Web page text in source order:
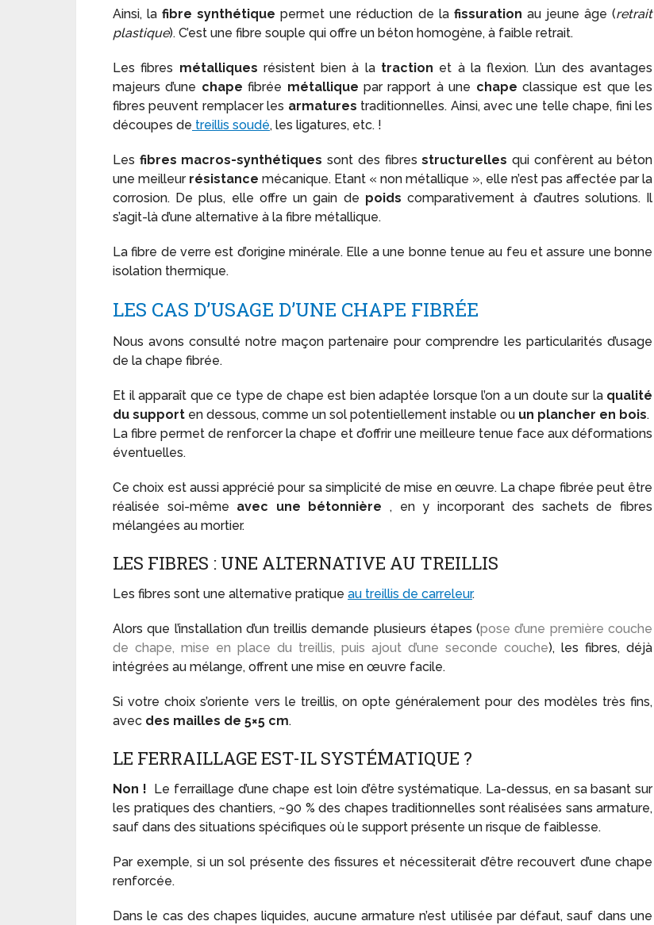
Ainsi, lafibre synthétique permet une réduction de la fissuration au jeune âge (retrait
plastique). C’est une fibre souple qui offre un béton homogène, à faible retrait.
Les fibres métalliques résistent bien à la traction et à la flexion. L’un des avantages
majeurs d’une chape fibrée métallique par rapport à une chape classique est que les
fibres peuvent remplacer les armatures traditionnelles. Ainsi, avec une telle chape, fini les
découpes de treillis soudé, les ligatures, etc. !
Les fibres macros-synthétiques sont des fibresstructurelles qui confèrent au béton
une meilleur résistance mécanique. Etant « non métallique », elle n’est pas affectée par la
corrosion. De plus, elle offre un gain de poids comparativement à d’autres solutions. Il
s’agit-là d’une alternative à la fibre métallique.
La fibre de verre est d’origine minérale. Elle a une bonne tenue au feu et assure une bonne
isolation thermique.
LES CAS D’USAGE D’UNE CHAPE FIBRÉE
Nous avons consulté notre maçon partenaire pour comprendre les particularités d’usage
de la chape fibrée.
Et il apparaît que ce type de chape est bien adaptée lorsque l’on a un doute sur la qualité
du support en dessous, comme un sol potentiellement instable ou un plancher en bois.
La fibre permet de renforcer la chape et d’offrir une meilleure tenue face aux déformations
éventuelles.
Ce choix est aussi apprécié pour sa simplicité de mise en œuvre. La chape fibrée peut être
réalisée soi-même avec une bétonnière , en y incorporant des sachets de fibres
mélangées au mortier.
LES FIBRES : UNE ALTERNATIVE AU TREILLIS
Les fibres sont une alternative pratique au treillis de carreleur.
Alors que l’installation d’un treillis demande plusieurs étapes (pose d’une première couche
de chape, mise en place du treillis, puis ajout d’une seconde couche), les fibres, déjà
intégrées au mélange, offrent une mise en œuvre facile.
Si votre choix s’oriente vers le treillis, on opte généralement pour des modèles très fins,
avec des mailles de 5×5 cm.
LE FERRAILLAGE EST-IL SYSTÉMATIQUE ?
Non ! Le ferraillage d’une chape est loin d’être systématique. La-dessus, en sa basant sur
les pratiques des chantiers, ~90 % des chapes traditionnelles sont réalisées sans armature,
sauf dans des situations spécifiques où le support présente un risque de faiblesse.
Par exemple, si un sol présente des fissures et nécessiterait d’être recouvert d’une chape
renforcée.
Dans le cas des chapes liquides, aucune armature n’est utilisée par défaut, sauf dans une